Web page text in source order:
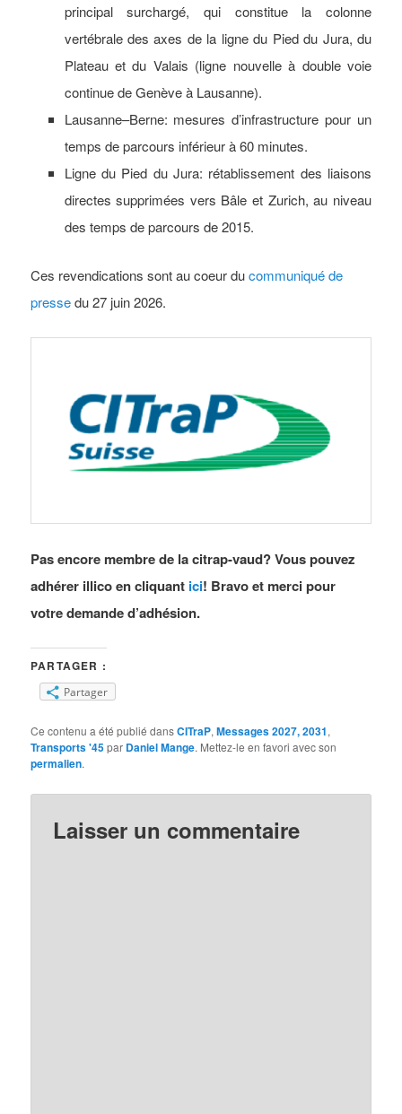
principal surchargé, qui constitue la colonne
vertébrale des axes de la ligne du Pied du Jura, du
Plateau et du Valais (ligne nouvelle à double voie
continue de Genève à Lausanne).
Lausanne–Berne: mesures d’infrastructure pour un
temps de parcours inférieur à 60 minutes.
Ligne du Pied du Jura: rétablissement des liaisons
directes supprimées vers Bâle et Zurich, au niveau
des temps de parcours de 2015.
Ces revendications sont au coeur ducommuniqué de
pressedu 27 juin 2026.
Pas encore membre de la citrap-vaud? Vous pouvez
adhérer illico en cliquant ici! Bravo et merci pour
votre demande d’adhésion.
PARTAGER :
Partager
Ce contenu a été publié dansCITraP,Messages 2027, 2031,
Transports '45par Daniel Mange. Mettez-le en favori avec son
permalien.
Laisser un commentaire